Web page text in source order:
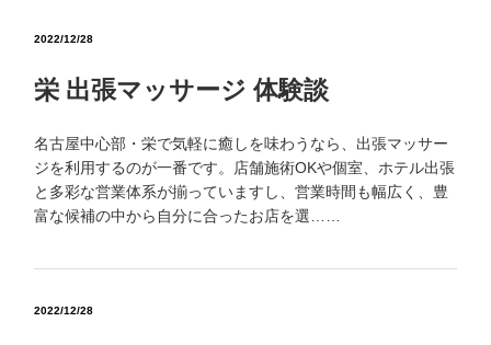
2022/12/28
栄 出張マッサージ 体験談
名古屋中心部・栄で気軽に癒しを味わうなら、出張マッサー
ジを利用するのが一番です。店舗施術OKや個室、ホテル出張
と多彩な営業体系が揃っていますし、営業時間も幅広く、豊
富な候補の中から自分に合ったお店を選……
2022/12/28